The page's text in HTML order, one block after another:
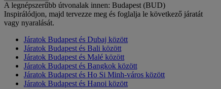
A legnépszerűbb útvonalak innen: Budapest (BUD)
Inspirálódjon, majd tervezze meg és foglalja le következő járatát
vagy nyaralását.
Járatok Budapest és Dubaj között
Járatok Budapest és Bali között
Járatok Budapest és Malé között
Járatok Budapest és Bangkok között
Járatok Budapest és Ho Si Minh-város között
Járatok Budapest és Hanoi között